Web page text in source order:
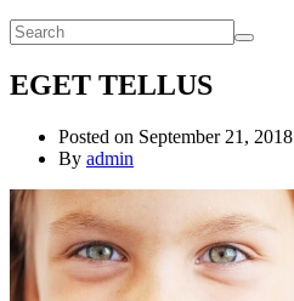
EGET TELLUS
Posted on September 21, 2018
By admin